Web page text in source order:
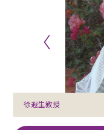
徐遐生教授